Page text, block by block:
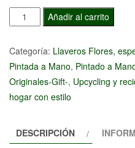
Llavero
Fresas
para
cocina
Recicling
Art
cantidad
Añadir al carrito
Categoría: Llaveros Flores,
Pintada a Mano, Pintado a
Originales-Gift-, Upcycling y
hogar con estilo
DESCRIPCIÓN